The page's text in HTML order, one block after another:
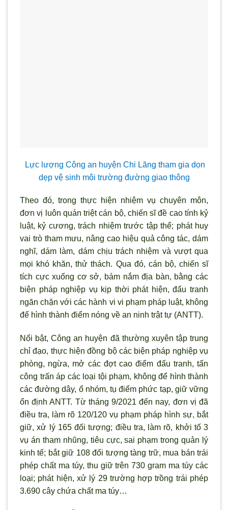
Lực lượng Công an huyện Chi Lăng tham gia dọn
dẹp vệ sinh môi trường đường giao thông
Theo đó, trong thực hiện nhiệm vụ chuyên môn,
đơn vị luôn quán triệt cán bộ, chiến sĩ đề cao tính kỷ
luật, kỷ cương, trách nhiệm trước tập thể; phát huy
vai trò tham mưu, nâng cao hiệu quả công tác, dám
nghĩ, dám làm, dám chịu trách nhiệm và vượt qua
mọi khó khăn, thử thách. Qua đó, cán bộ, chiến sĩ
tích cực xuống cơ sở, bám nắm địa bàn, bằng các
biện pháp nghiệp vụ kịp thời phát hiện, đấu tranh
ngăn chặn với các hành vi vi phạm pháp luật, không
để hình thành điểm nóng về an ninh trật tự (ANTT).
Nổi bật, Công an huyện đã thường xuyên tập trung
chỉ đạo, thực hiện đồng bộ các biện pháp nghiệp vụ
phòng, ngừa, mở các đợt cao điểm đấu tranh, tấn
công trấn áp các loại tội phạm, không để hình thành
các đường dây, ổ nhóm, tụ điểm phức tạp, giữ vững
ổn định ANTT. Từ tháng 9/2021 đến nay, đơn vị đã
điều tra, làm rõ 120/120 vụ phạm pháp hình sự, bắt
giữ, xử lý 165 đối tượng; điều tra, làm rõ, khởi tố 3
vụ án tham nhũng, tiêu cực, sai phạm trong quản lý
kinh tế; bắt giữ 108 đối tượng tàng trữ, mua bán trái
phép chất ma túy, thu giữ trên 730 gram ma túy các
loại; phát hiện, xử lý 29 trường hợp trồng trái phép
3.690 cây chứa chất ma túy…